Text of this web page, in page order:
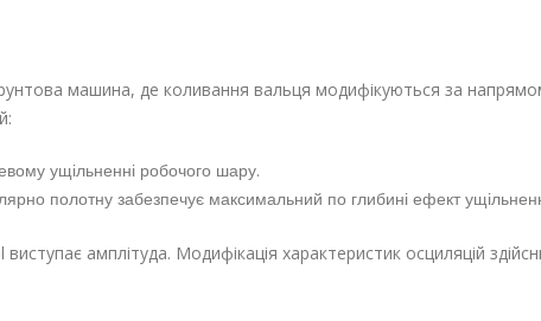
машина, де коливання вальця модифікуються за
ущільненні робочого шару.
полотну забезпечує максимальний по глибині ефект
амплітуда. Модифікація характеристик осциляцій